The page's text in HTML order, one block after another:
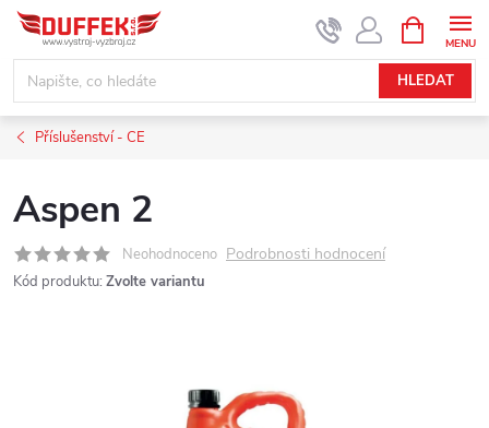
Přejít
obsah
HLEDAT
NÁKUPNÍ
KOŠÍK
Příslušenství - CE
Aspen 2
Neohodnoceno Podrobnosti hodnocení
Kód produktu: Zvolte variantu